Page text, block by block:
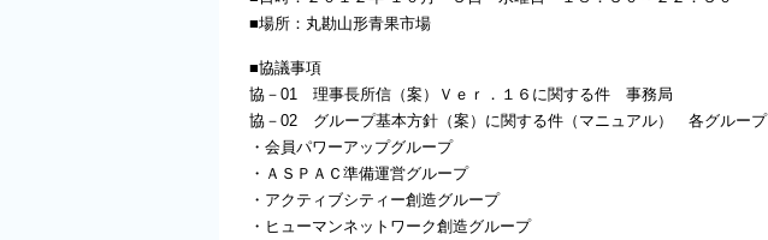
■場所：丸勘山形青果市場
■協議事項
協－01 理事長所信（案）Ｖｅｒ．１６に関する件 事務局
協－02 グループ基本方針（案）に関する件（マニュアル） 各グループ
・会員パワーアップグループ
・ＡＳＰＡＣ準備運営グループ
・アクティブシティー創造グループ
・ヒューマンネットワーク創造グループ